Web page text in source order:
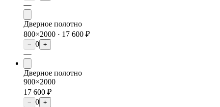
—
Дверное полотно
800×2000 · 17 600 ₽
− 0 +
—
Дверное полотно
900×2000
17 600 ₽
− 0 +